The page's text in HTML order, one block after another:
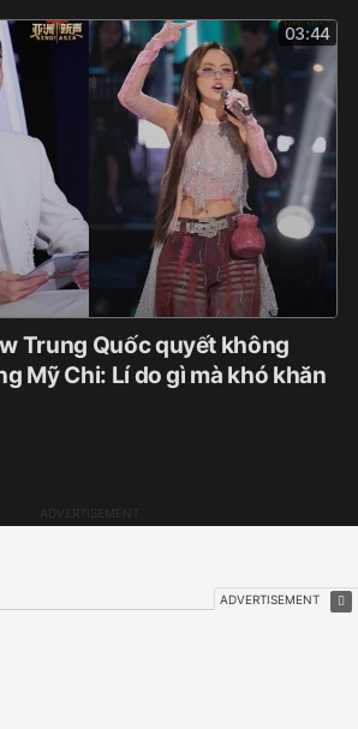
03:44
Trung Quốc quyết không
Mỹ Chi: Lí do gì mà khó khăn